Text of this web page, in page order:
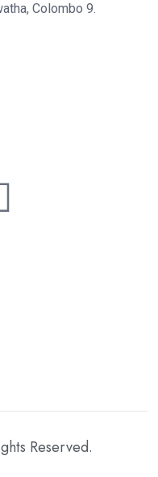
Colombo 9.
Reserved.